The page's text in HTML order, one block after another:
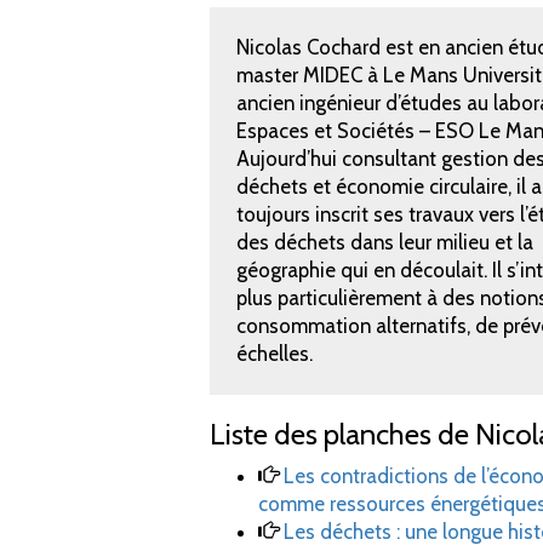
Nicolas Cochard est en ancien
master MIDEC à Le Mans
ancien ingénieur d’études au
Espaces et Sociétés – ESO Le
Aujourd’hui consultant gestion
déchets et économie circulaire, il a
toujours inscrit ses travaux vers
des déchets dans leur milieu et la
géographie qui en découlait. Il
plus particulièrement à des
consommation alternatifs, de
échelles.
Liste des planches de
Les contradictions de
comme ressources
Les déchets : une longue